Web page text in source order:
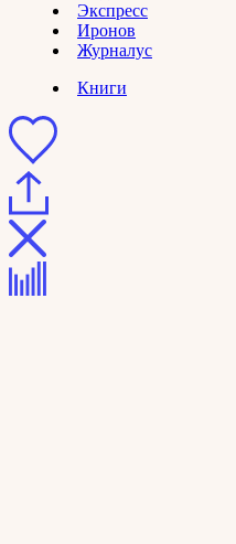
Экспресс
Иронов
Журналус
Книги